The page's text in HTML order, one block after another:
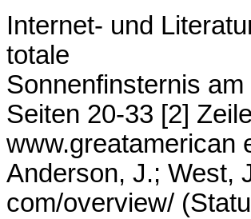
Internet- und
totale
Sonnenfinsternis
Seiten 20-33 [2]
www.greatamerican
Anderson, J.; West,
com/overview/